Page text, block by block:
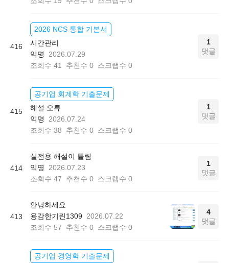
416
2026 NCS 통합 기본서
시간관리
익명
2026.07.29
조회수 41 추천수 0 스크랩수 0
1
댓글
415
공기업 회계학 기출문제
해설 오류
익명
2026.07.24
조회수 38 추천수 0 스크랩수 0
1
댓글
414
실전용 해설이 틀림
익명
2026.07.23
조회수 47 추천수 0 스크랩수 0
1
댓글
413
안녕하세요
용감한기린1309
2026.07.22
조회수 57 추천수 0 스크랩수 0
4
댓글
공기업 경영학 기출문제